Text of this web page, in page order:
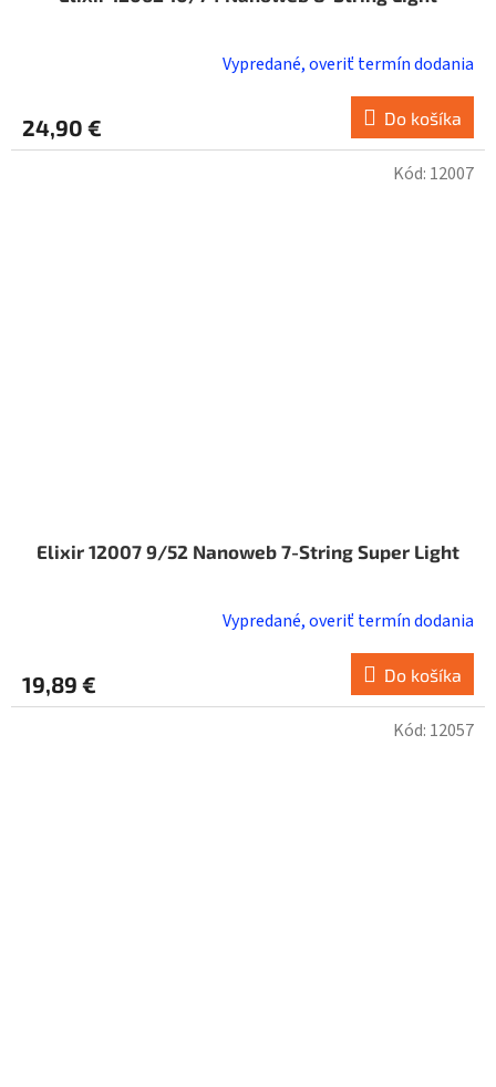
Vypredané, overiť termín dodania
24,90 € Do košíka
Elixir 12007 9/52 Nanoweb 7-String Super Light
Vypredané, overiť termín dodania
19,89 € Do košíka
Kód: 12007
Kód: 12057